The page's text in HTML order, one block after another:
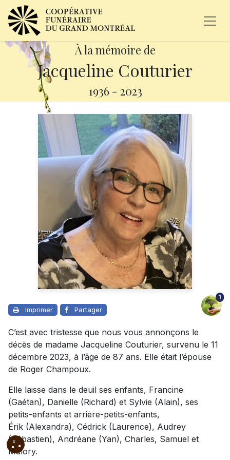
À la mémoire de
Jacqueline Couturier
1936 - 2023
Imprimer Partager
1
C’est avec tristesse que nous vous annonçons le
décès de madame Jacqueline Couturier, survenu le 11
décembre 2023, à l’âge de 87 ans. Elle était l’épouse
de Roger Champoux.
Elle laisse dans le deuil ses enfants, Francine
(Gaétan), Danielle (Richard) et Sylvie (Alain), ses
petits-enfants et arrière-petits-enfants,
Érik (Alexandra), Cédrick (Laurence), Audrey
(Sébastien), Andréane (Yan), Charles, Samuel et
Malory.